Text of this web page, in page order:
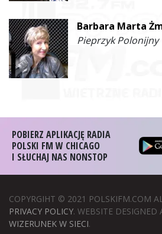
Barbara Marta
Pieprzyk Polonijny
POBIERZ APLIKACJĘ RADIA
POLSKI FM W CHICAGO
I SŁUCHAJ NAS NONSTOP
COPYRGIHT © 2021 POLSKIFM.COM
PRIVACY POLICY. WEBSITE
WIZERUNEK W SIECI.